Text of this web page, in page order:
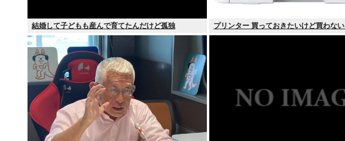
結婚して子どもも産んで育てたんだけど孤独 プリンター 買っておきたいけど買わな